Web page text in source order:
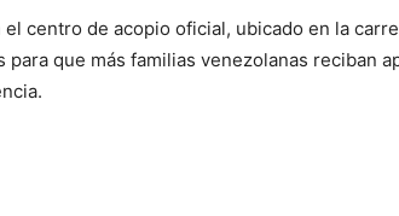
centro de acopio oficial, ubicado en la
para que más familias venezolanas reciban